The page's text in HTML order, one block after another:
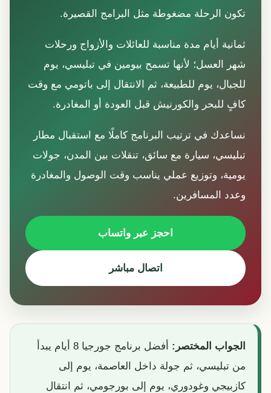
تكون الرحلة مضغوطة مثل البرامج القصيرة.
ثمانية أيام مدة مناسبة للعائلات والأزواج ورحلات
شهر العسل؛ لأنها تسمح بيومين في تبليسي، يوم
للجبال، يوم للطبيعة، ثم الانتقال إلى باتومي مع وقت
كافٍ للبحر والكورنيش قبل العودة أو المغادرة.
نساعدك في ترتيب البرنامج كاملًا مع استقبال مطار
تبليسي، سيارة مع سائق، تنقلات بين المدن، جولات
يومية، وتوزيع عملي يناسب وقت الوصول والمغادرة
وعدد المسافرين.
احجز عبر واتساب
اتصال مباشر
الجواب المختصر:
أفضل برنامج جورجيا 8 أيام يبدأ
من تبليسي، ثم جولة داخل العاصمة، يوم إلى
كازبيجي وغودوري، يوم إلى بورجومي، ثم انتقال